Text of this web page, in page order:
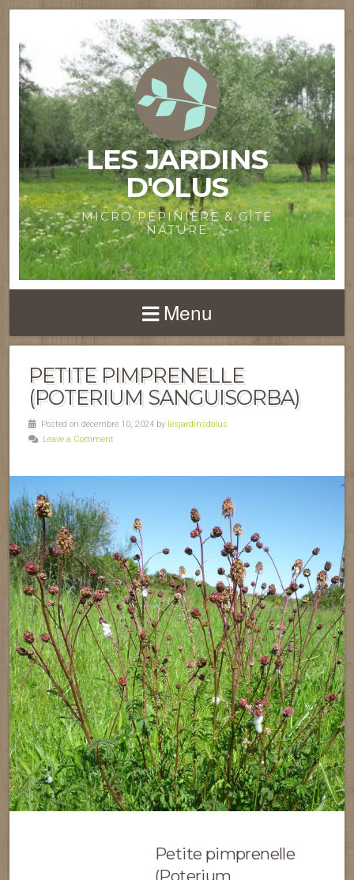
LES JARDINS
D'OLUS
MICRO PÉPINIÈRE & GÎTE
NATURE
Menu
PETITE PIMPRENELLE
(POTERIUM SANGUISORBA)
Posted on décembre 10, 2024 by lesjardinsdolus
Leave a Comment
Petite pimprenelle
(Poterium